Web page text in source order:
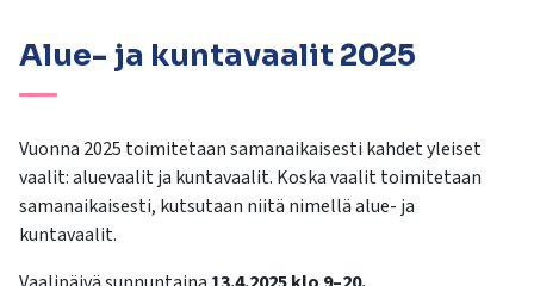
Alue- ja kuntavaalit 2025
Vuonna 2025 toimitetaan samanaikaisesti kahdet yleiset
vaalit: aluevaalit ja kuntavaalit. Koska vaalit toimitetaan
samanaikaisesti, kutsutaan niitä nimellä alue- ja
kuntavaalit.